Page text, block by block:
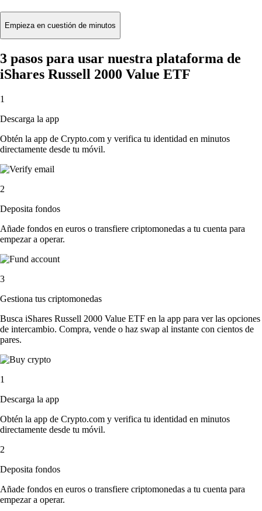
Empieza en cuestión de minutos
3 pasos para usar nuestra plataforma de
iShares Russell 2000 Value ETF
1
Descarga la app
Obtén la app de Crypto.com y verifica tu identidad en minutos
directamente desde tu móvil.
2
Deposita fondos
Añade fondos en euros o transfiere criptomonedas a tu cuenta para
empezar a operar.
3
Gestiona tus criptomonedas
Busca iShares Russell 2000 Value ETF en la app para ver las opciones
de intercambio. Compra, vende o haz swap al instante con cientos de
pares.
1
Descarga la app
Obtén la app de Crypto.com y verifica tu identidad en minutos
directamente desde tu móvil.
2
Deposita fondos
Añade fondos en euros o transfiere criptomonedas a tu cuenta para
empezar a operar.